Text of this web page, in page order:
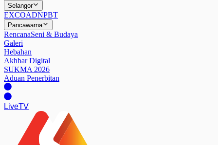
Selangor
EXCOADNPBT
Pancawarna
RencanaSeni & Budaya
Galeri
Hebahan
Akhbar Digital
SUKMA 2026
Aduan Penerbitan
LiveTV